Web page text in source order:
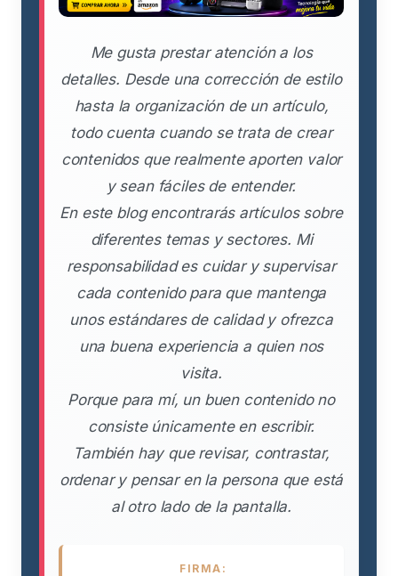
Me gusta prestar atención a los
detalles. Desde una corrección de estilo
hasta la organización de un artículo,
todo cuenta cuando se trata de crear
contenidos que realmente aporten valor
y sean fáciles de entender.
En este blog encontrarás artículos sobre
diferentes temas y sectores. Mi
responsabilidad es cuidar y supervisar
cada contenido para que mantenga
unos estándares de calidad y ofrezca
una buena experiencia a quien nos
visita.
Porque para mí, un buen contenido no
consiste únicamente en escribir.
También hay que revisar, contrastar,
ordenar y pensar en la persona que está
al otro lado de la pantalla.
FIRMA: